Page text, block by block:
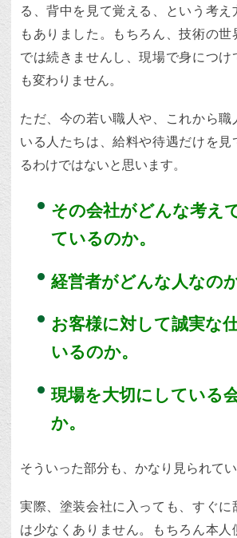
る、背中を見て覚える、という考え
もありました。もちろん、技術の世
では続きませんし、現場で身につけ
も変わりません。
ただ、今の若い職人や、これから職
いる人たちは、給料や待遇だけを見
るわけではないと思います。
その会社がどんな考え
ているのか。
経営者がどんな人なのか
お客様に対して誠実な
いるのか。
現場を大切にしている
か。
そういった部分も、かなり見られてい
実際、塗装会社に入っても、すぐに
は少なくありません。もちろん本人